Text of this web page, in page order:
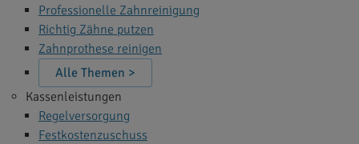
Professionelle Zahnreinigung
Richtig Zähne putzen
Zahnprothese reinigen
Alle Themen >
Kassenleistungen
Regelversorgung
Festkostenzuschuss